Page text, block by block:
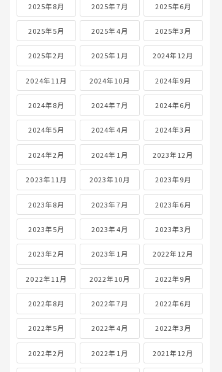
2025年8月 2025年7月 2025年6月
2025年5月 2025年4月 2025年3月
2025年2月 2025年1月 2024年12月
2024年11月 2024年10月 2024年9月
2024年8月 2024年7月 2024年6月
2024年5月 2024年4月 2024年3月
2024年2月 2024年1月 2023年12月
2023年11月 2023年10月 2023年9月
2023年8月 2023年7月 2023年6月
2023年5月 2023年4月 2023年3月
2023年2月 2023年1月 2022年12月
2022年11月 2022年10月 2022年9月
2022年8月 2022年7月 2022年6月
2022年5月 2022年4月 2022年3月
2022年2月 2022年1月 2021年12月